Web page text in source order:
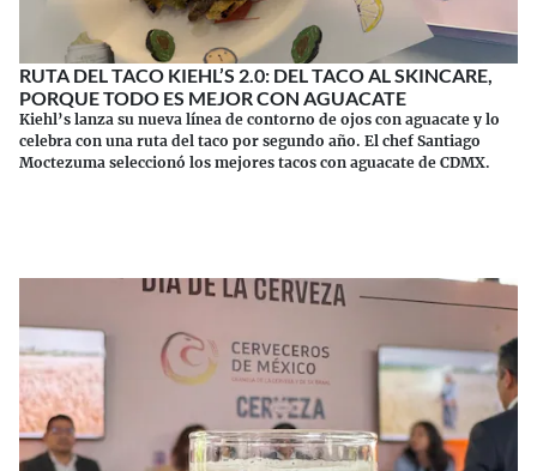
RUTA DEL TACO KIEHL’S 2.0: DEL TACO AL SKINCARE,
PORQUE TODO ES MEJOR CON AGUACATE
Kiehl’s lanza su nueva línea de contorno de ojos con aguacate y lo
celebra con una ruta del taco por segundo año. El chef Santiago
Moctezuma seleccionó los mejores tacos con aguacate de CDMX.